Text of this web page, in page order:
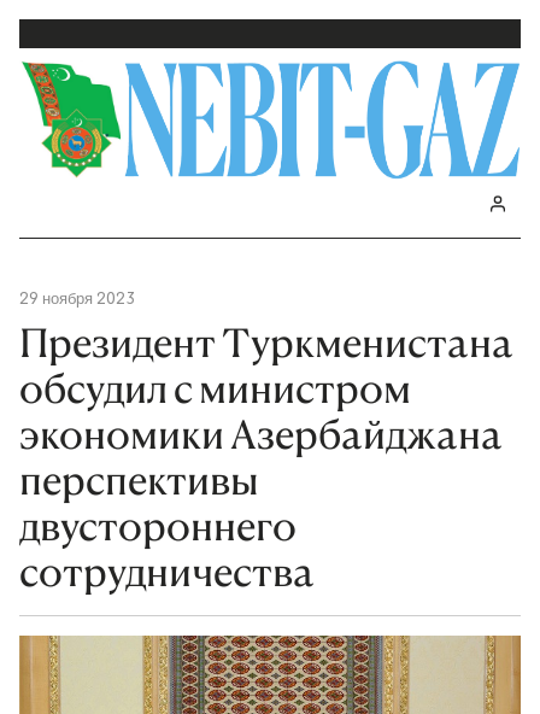
29 ноября 2023
Президент Туркменистана
обсудил с министром
экономики Азербайджана
перспективы
двустороннего
сотрудничества